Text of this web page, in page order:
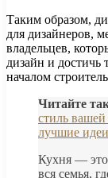
Таким образом,
для дизайнеров,
владельцев,
дизайн и достичь
началом
Читайте
стиль
лучшие
Кухня — это
вся семья,